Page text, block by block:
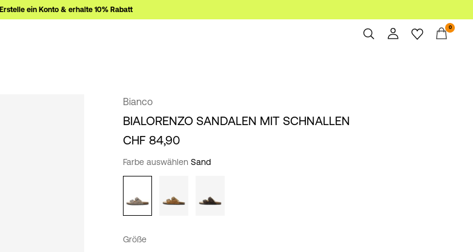
Erstelle ein Konto & erhalte 10% Rabatt
Wunschliste
0
Bianco
BIALORENZO SANDALEN MIT SCHNALLEN
CHF 84,90
Farbe auswählen Sand
Größe